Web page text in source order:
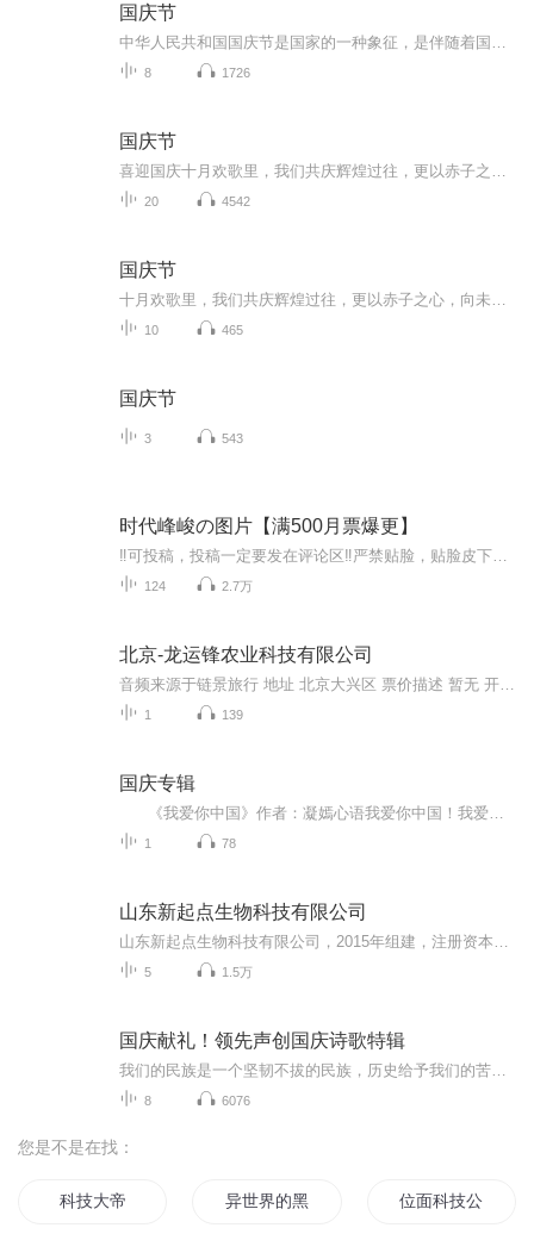
国庆节
8 1726
国庆节
20 4542
国庆节
10 465
国庆节
3 543
时代峰峻の图片【满500月票爆更】
124 2.7万
北京-龙运锋农业科技有限公司
1 139
国庆专辑
1 78
山东新起点生物科技有限公司
5 1.5万
国庆献礼！领先声创国庆诗歌特辑
8 6076
您是不是在找：
科技大帝 异世界的黑科技校长 位面科技公司